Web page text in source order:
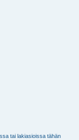
tai lakiasioissa tähän